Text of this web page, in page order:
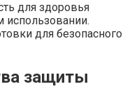
для здоровья
использовании.
для безопасного
защиты